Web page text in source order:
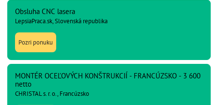
Obsluha CNC lasera
LepsiaPraca.sk, Slovenská republika
Pozri ponuku
MONTÉR OCEĽOVÝCH KONŠTRUKCIÍ - FRANCÚZSKO - 3 600
netto
CHRISTAL s. r. o., Francúzsko